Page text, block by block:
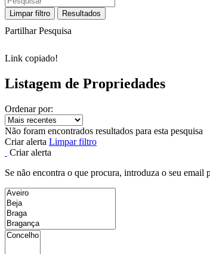
Limpar filtro Resultados
Partilhar Pesquisa
Link copiado!
Listagem de Propriedades
Ordenar por:
Não foram encontrados resultados para esta pesquisa
Criar alerta Limpar filtro
Criar alerta
Se não encontra o que procura, introduza o seu email